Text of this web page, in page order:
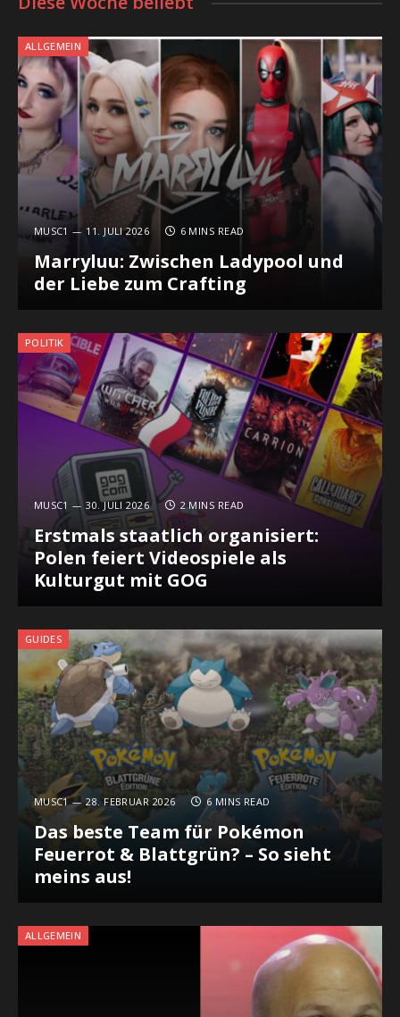
ALLGEMEIN
MUSC1 11. JULI 2026 6 MINS READ
Marryluu: Zwischen Ladypool und
der Liebe zum Crafting
POLITIK
MUSC1 30. JULI 2026 2 MINS READ
Erstmals staatlich organisiert:
Polen feiert Videospiele als
Kulturgut mit GOG
GUIDES
MUSC1 28. FEBRUAR 2026 6 MINS READ
Das beste Team für Pokémon
Feuerrot & Blattgrün? – So sieht
meins aus!
ALLGEMEIN